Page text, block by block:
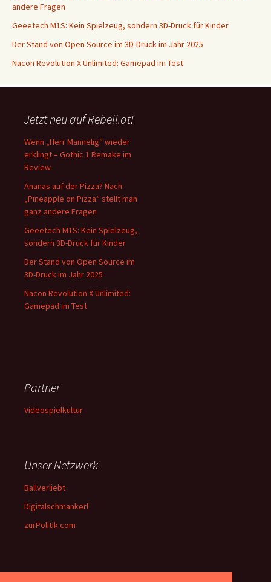
andere Fragen
Geeetech M1S: Kein Spielzeug, sondern 3D-Druck für Kinder
Der Stand von Open Source im 3D-Druck im Jahr 2025
Nacon Revolution X Unlimited: Gamepad im Test
Jetzt neu auf Rebell.at!
Wenn „Herr Mannelig“ wieder
erklingt – Gothic 1 Remake im
Review
Ananas auf der Pizza? Nach
„Pineapple on Pizza“ stellt man
ganz andere Fragen
Geeetech M1S: Kein Spielzeug,
sondern 3D-Druck für Kinder
Der Stand von Open Source im
3D-Druck im Jahr 2025
Nacon Revolution X Unlimited:
Gamepad im Test
Partner
Videospielkultur
Unser Netzwerk
Ballverliebt
Digitalschmankerl
zurPolitik.com